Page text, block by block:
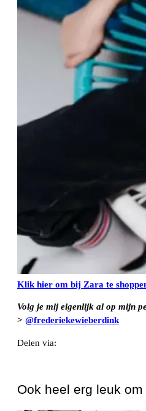
Klik hier om bij Zara te
Volg je mij eigenlijk al op mijn
> @frederiekewieberdink
Delen via:
Ook heel erg leuk